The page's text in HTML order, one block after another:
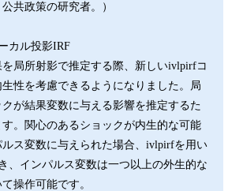
共政策の研究者。）
カル投影IRF
局所射影で推定する際、新しいivlpirfコ
性を考慮できるようになりました。局
が結果変数に与える影響を推定するた
。関心のあるショックが内生的な可能
ス変数に与えられた場合、ivlpirfを用い
、インパルス変数は一つ以上の外生的な
操作可能です。